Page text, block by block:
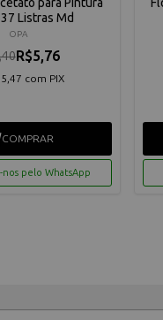
Listras Md
OPA
R$5,76
com PIX
COMPRAR
nos pelo WhatsApp